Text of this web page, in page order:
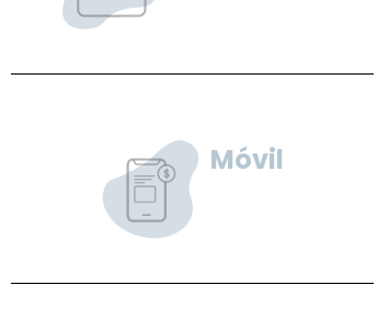
Móvil